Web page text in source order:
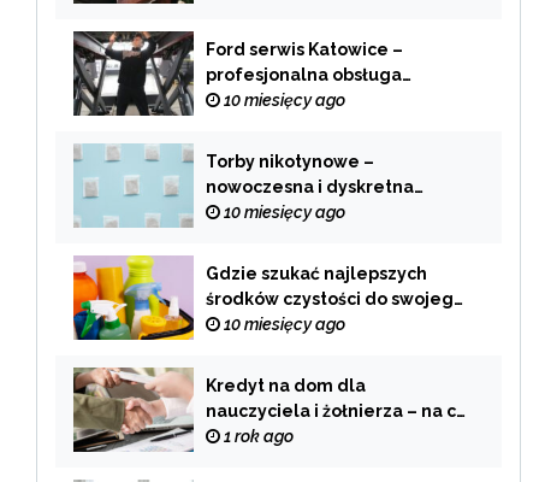
Ford serwis Katowice –
profesjonalna obsługa
Twojego samochodu
10 miesięcy ago
Torby nikotynowe –
nowoczesna i dyskretna
alternatywa dla tradycyjnego
10 miesięcy ago
Gdzie szukać najlepszych
środków czystości do swojego
domu?
10 miesięcy ago
Kredyt na dom dla
nauczyciela i żołnierza – na co
zwrócić uwagę przy wyborze
1 rok ago